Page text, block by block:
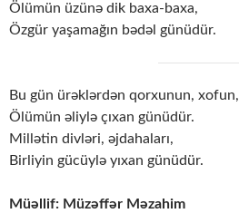
Ölümün üzünə dik baxa-baxa,
Özgür yaşamağın bədəl günüdür.
Bu gün ürəklərdən qorxunun, xofun,
Ölümün əliylə çıxan günüdür.
Millətin divləri, əjdahaları,
Birliyin gücüylə yıxan günüdür.
Müəllif: Müzəffər Məzahim